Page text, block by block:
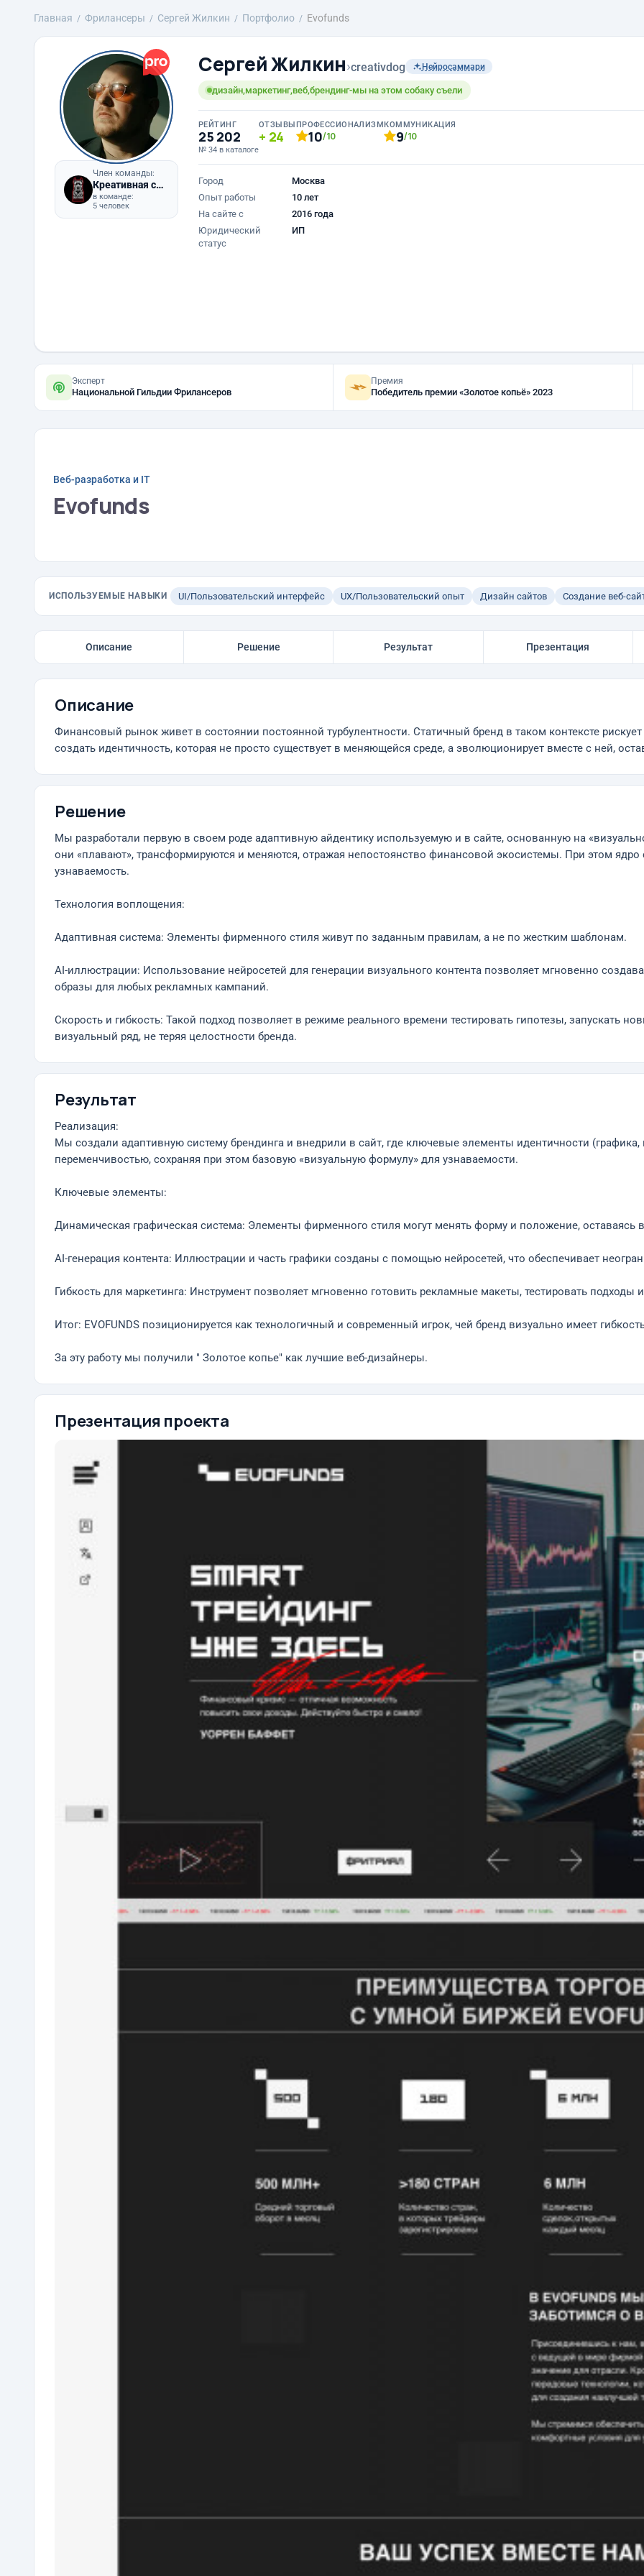
Главная Фрилансеры Сергей Жилкин Портфолио Evofunds
Член команды:
Креативная собака
в команде:
5 человек
Сергей Жилкин›creativdog Нейросаммари
дизайн,маркетинг,веб,брендинг-мы на этом собаку съели
РЕЙТИНГ
25 202
№ 34 в каталоге
ОТЗЫВЫ
24
ПРОФЕССИОНАЛИЗМ
10/10
КОММУНИКАЦИЯ
9/10
Город
Москва
Опыт работы
10 лет
На сайте с
2016 года
Юридический
статус
ИП
Эксперт
Национальной Гильдии Фрилансеров
Премия
Победитель премии «Золотое копьё» 2023
Веб-разработка и IT
Evofunds
ИСПОЛЬЗУЕМЫЕ НАВЫКИ UI/Пользовательский интерфейс UX/Пользовательский опыт Дизайн сайтов Создание веб-
Описание Решение Результат Презентация
Описание
Финансовый рынок живет в состоянии постоянной турбулентности. Статичный бренд в таком контексте
создать идентичность, которая не просто существует в меняющейся среде, а эволюционирует вместе с ней,
Решение
Мы разработали первую в своем роде адаптивную айдентику используемую и в сайте, основанную на
они «плавают», трансформируются и меняются, отражая непостоянство финансовой экосистемы. При этом
узнаваемость.
Технология воплощения:
Адаптивная система: Элементы фирменного стиля живут по заданным правилам, а не по жестким шаблонам.
AI-иллюстрации: Использование нейросетей для генерации визуального контента позволяет мгновенно
образы для любых рекламных кампаний.
Скорость и гибкость: Такой подход позволяет в режиме реального времени тестировать гипотезы, запускать
визуальный ряд, не теряя целостности бренда.
Результат
Реализация:
Мы создали адаптивную систему брендинга и внедрили в сайт, где ключевые элементы идентичности
переменчивостью, сохраняя при этом базовую «визуальную формулу» для узнаваемости.
Ключевые элементы:
Динамическая графическая система: Элементы фирменного стиля могут менять форму и положение, оставаясь
AI-генерация контента: Иллюстрации и часть графики созданы с помощью нейросетей, что обеспечивает
Гибкость для маркетинга: Инструмент позволяет мгновенно готовить рекламные макеты, тестировать
Итог: EVOFUNDS позиционируется как технологичный и современный игрок, чей бренд визуально имеет
За эту работу мы получили " Золотое копье" как лучшие веб-дизайнеры.
Презентация проекта